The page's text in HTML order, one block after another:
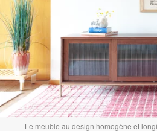
Le meuble au design homogène et